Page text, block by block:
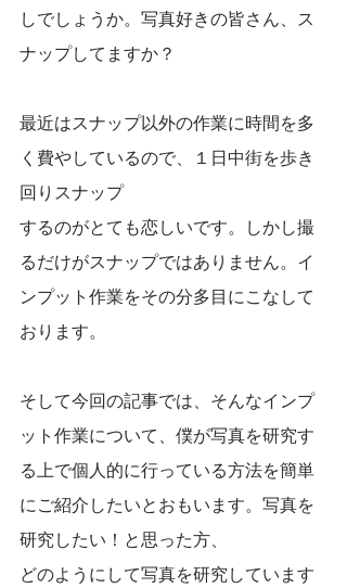
しでしょうか。写真好きの皆さん、ス
ナップしてますか？
最近はスナップ以外の作業に時間を多
く費やしているので、１日中街を歩き
回りスナップ
するのがとても恋しいです。しかし撮
るだけがスナップではありません。イ
ンプット作業をその分多目にこなして
おります。
そして今回の記事では、そんなインプ
ット作業について、僕が写真を研究す
る上で個人的に行っている方法を簡単
にご紹介したいとおもいます。写真を
研究したい！と思った方、
どのようにして写真を研究しています